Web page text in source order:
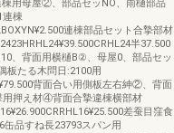
用母屋②、部品セッNO、雨樋部品
連棟
連棟部品セット合摯部材
半37.500
、背面用横樋B②、母屋0、部品セッ
板たる木問日:2100用
背面合い用側板左右紳②、背面
用押え材④背面合摯違棟横部材
差蚕目窪食
品すね長23793スパン用